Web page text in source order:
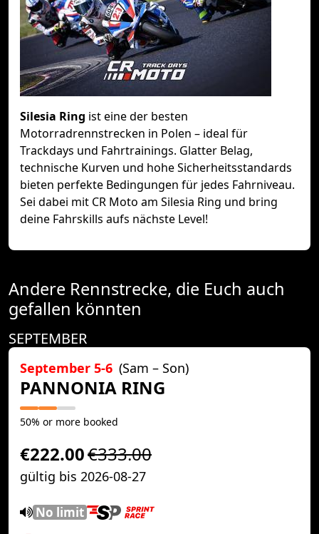
Silesia Ring ist eine der besten
Motorradrennstrecken in Polen – ideal für
Trackdays und Fahrtrainings. Glatter Belag,
technische Kurven und hohe Sicherheitsstandards
bieten perfekte Bedingungen für jedes Fahrniveau.
Sei dabei mit CR Moto am Silesia Ring und bring
deine Fahrskills aufs nächste Level!
Andere Rennstrecke, die Euch auch
gefallen könnten
SEPTEMBER
September 5-6 (Sam – Son)
PANNONIA RING
50% or more booked
€222.00€333.00
gültig bis 2026-08-27
No limit